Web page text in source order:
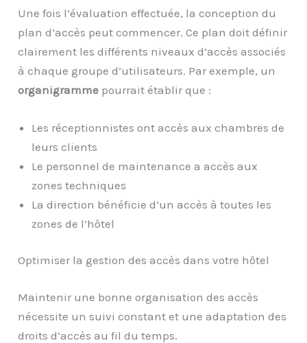
Une fois l’évaluation effectuée, la conception du
plan d’accès peut commencer. Ce plan doit définir
clairement les différents niveaux d’accès associés
à chaque groupe d’utilisateurs. Par exemple, un
organigramme pourrait établir que :
Les réceptionnistes ont accès aux chambres de
leurs clients
Le personnel de maintenance a accès aux
zones techniques
La direction bénéficie d’un accès à toutes les
zones de l’hôtel
Optimiser la gestion des accès dans votre hôtel
Maintenir une bonne organisation des accès
nécessite un suivi constant et une adaptation des
droits d’accès au fil du temps.